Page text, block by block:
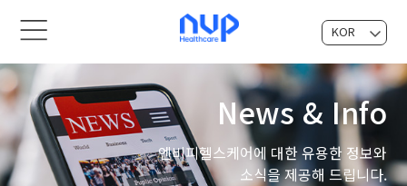
KOR
News & Info
엔비피헬스케어에 대한 유용한 정보와
소식을 제공해 드립니다.